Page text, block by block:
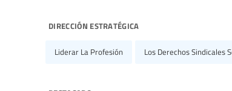
dirección estratégica
Liderar La Profesión Los Derechos Sindicales